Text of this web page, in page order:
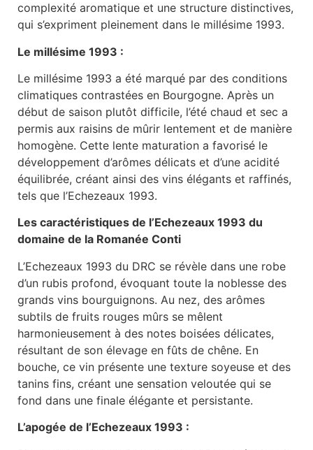
complexité aromatique et une structure distinctives,
qui s’expriment pleinement dans le millésime 1993.
Le millésime 1993 :
Le millésime 1993 a été marqué par des conditions
climatiques contrastées en Bourgogne. Après un
début de saison plutôt difficile, l’été chaud et sec a
permis aux raisins de mûrir lentement et de manière
homogène. Cette lente maturation a favorisé le
développement d’arômes délicats et d’une acidité
équilibrée, créant ainsi des vins élégants et raffinés,
tels que l’Echezeaux 1993.
Les caractéristiques de l’Echezeaux 1993 du
domaine de la Romanée Conti
L’Echezeaux 1993 du DRC se révèle dans une robe
d’un rubis profond, évoquant toute la noblesse des
grands vins bourguignons. Au nez, des arômes
subtils de fruits rouges mûrs se mêlent
harmonieusement à des notes boisées délicates,
résultant de son élevage en fûts de chêne. En
bouche, ce vin présente une texture soyeuse et des
tanins fins, créant une sensation veloutée qui se
fond dans une finale élégante et persistante.
L’apogée de l’Echezeaux 1993 :